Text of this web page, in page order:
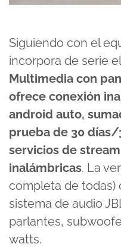
Siguiendo con el
incorpora de serie
Multimedia con
ofrece conexión
android auto,
prueba de 30
servicios de
inalámbricas. La
completa de todas)
sistema de audio
parlantes,
watts.